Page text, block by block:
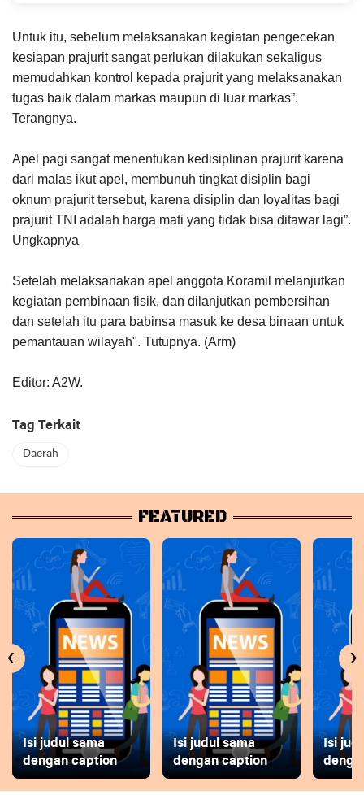
Untuk itu, sebelum melaksanakan kegiatan pengecekan
kesiapan prajurit sangat perlukan dilakukan sekaligus
memudahkan kontrol kepada prajurit yang melaksanakan
tugas baik dalam markas maupun di luar markas”.
Terangnya.
Apel pagi sangat menentukan kedisiplinan prajurit karena
dari malas ikut apel, membunuh tingkat disiplin bagi
oknum prajurit tersebut, karena disiplin dan loyalitas bagi
prajurit TNI adalah harga mati yang tidak bisa ditawar lagi”.
Ungkapnya
Setelah melaksanakan apel anggota Koramil melanjutkan
kegiatan pembinaan fisik, dan dilanjutkan pembersihan
dan setelah itu para babinsa masuk ke desa binaan untuk
pemantauan wilayah". Tutupnya. (Arm)
Editor: A2W.
Tag Terkait
Daerah
FEATURED
Isi judul sama
dengan caption
Isi judul sama
dengan caption
Isi
‹ ›